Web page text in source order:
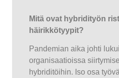
Mitä ovat hybridityön
häirikkötyypit?
Pandemian aika johti
organisaatioissa
hybriditöihin. Iso osa